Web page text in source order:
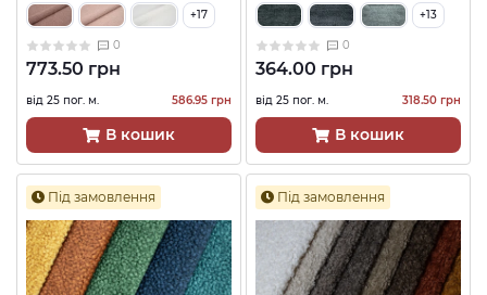
+17
0
773.50 грн
від 25 пог. м. 586.95 грн
В кошик
+13
0
364.00 грн
від 25 пог. м. 318.50 грн
В кошик
Під замовлення Під замовлення